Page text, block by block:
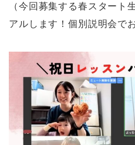
（今回募集する春スタート
アルします！個別説明会で